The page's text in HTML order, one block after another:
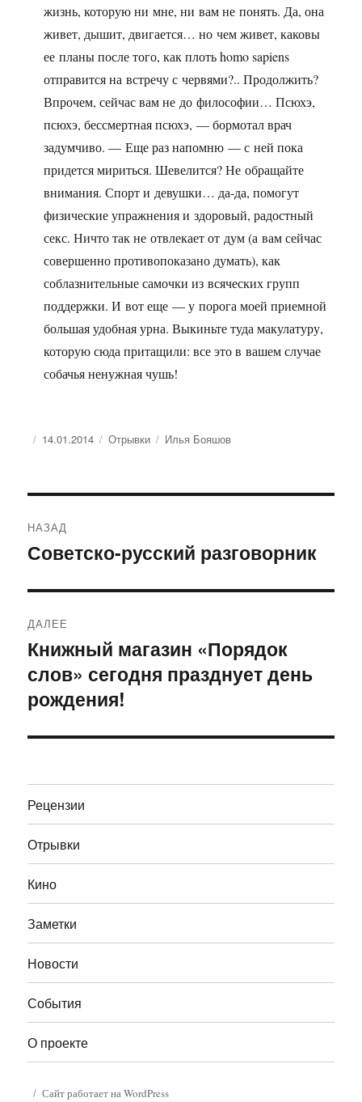
жизнь, которую ни мне, ни вам не понять. Да, она
живет, дышит, двигается… но чем живет, каковы
ее планы после того, как плоть homo sapiens
отправится на встречу с червями?.. Продолжить?
Впрочем, сейчас вам не до философии… Псюхэ,
псюхэ, бессмертная псюхэ, — бормотал врач
задумчиво. — Еще раз напомню — с ней пока
придется мириться. Шевелится? Не обращайте
внимания. Спорт и девушки… да-да, помогут
физические упражнения и здоровый, радостный
секс. Ничто так не отвлекает от дум (а вам сейчас
совершенно противопоказано думать), как
соблазнительные самочки из всяческих групп
поддержки. И вот еще — у порога моей приемной
большая удобная урна. Выкиньте туда макулатуру,
которую сюда притащили: все это в вашем случае
собачья ненужная чушь!
Опубликовано
14.01.2014 Рубрики
Отрывки Метки
Илья Бояшов
по
НАЗАД
Предыдущая
Советско-русский разговорник
ДАЛЕЕ
Следующая
запись:
Книжный магазин «Порядок
слов» сегодня празднует день
рождения!
Рецензии
Отрывки
Кино
Заметки
Новости
События
О проекте
Сайт работает на WordPress